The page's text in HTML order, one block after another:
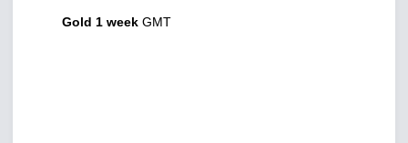
Gold 1 week GMT